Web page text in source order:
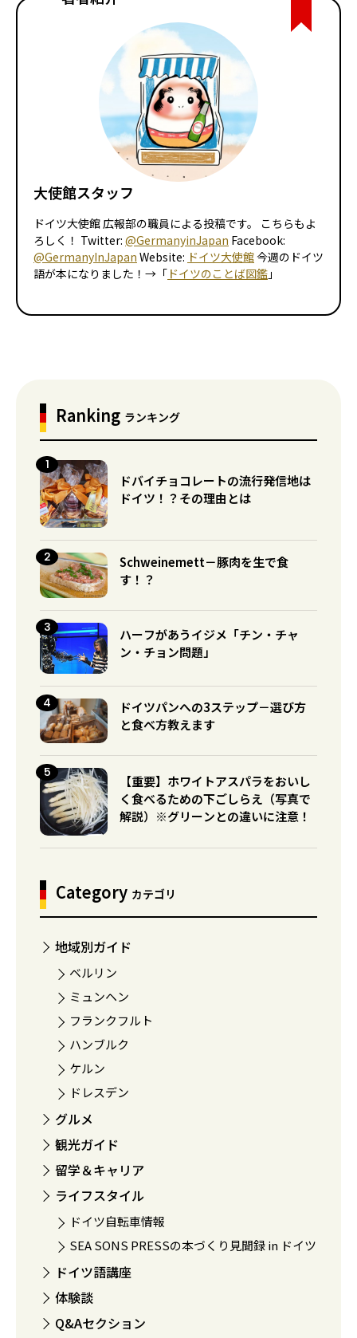
大使館スタッフ
ドイツ大使館 広報部の職員による投稿です。 こちらもよ
ろしく！ Twitter: @GermanyinJapan Facebook:
@GermanyInJapan Website: ドイツ大使館今週のドイツ
語が本になりました！→「 ドイツのことば図鑑 」
Ranking ランキング
ドバイチョコレートの流行発信地は
ドイツ！？その理由とは
Schweinemett－豚肉を生で食
す！？
ハーフがあうイジメ「チン・チャ
ン・チョン問題」
ドイツパンへの3ステップ－選び方
と食べ方教えます
【重要】ホワイトアスパラをおいし
く食べるための下ごしらえ（写真で
解説）※グリーンとの違いに注意！
Category カテゴリ
地域別ガイド
ベルリン
ミュンヘン
フランクフルト
ハンブルク
ケルン
ドレスデン
グルメ
観光ガイド
留学＆キャリア
ライフスタイル
ドイツ自転車情報
SEA SONS PRESSの本づくり見聞録 in ドイツ
ドイツ語講座
体験談
Q&Aセクション